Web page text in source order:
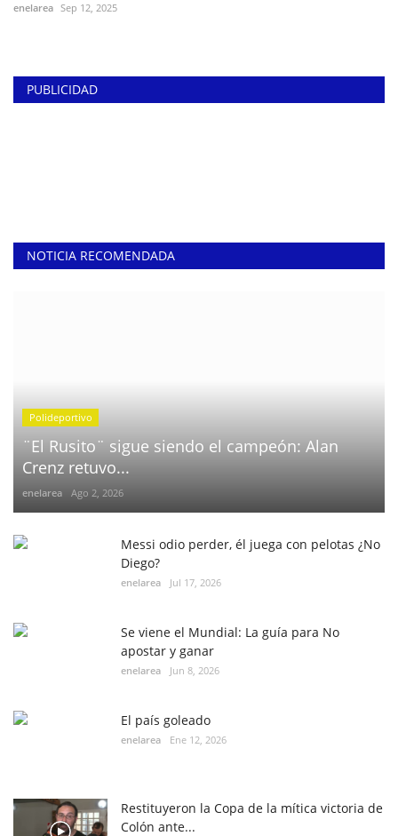
enelarea Sep 12, 2025
PUBLICIDAD
NOTICIA RECOMENDADA
Polideportivo
¨El Rusito¨ sigue siendo el campeón: Alan
Crenz retuvo...
enelarea Ago 2, 2026
Messi odio perder, él juega con pelotas ¿No
Diego?
enelarea Jul 17, 2026
Se viene el Mundial: La guía para No
apostar y ganar
enelarea Jun 8, 2026
El país goleado
enelarea Ene 12, 2026
Restituyeron la Copa de la mítica victoria de
Colón ante...